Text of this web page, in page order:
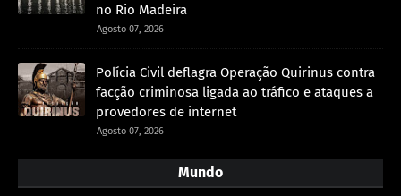
no Rio Madeira
Agosto 07, 2026
Polícia Civil deflagra Operação Quirinus contra
facção criminosa ligada ao tráfico e ataques a
provedores de internet
Agosto 07, 2026
Mundo